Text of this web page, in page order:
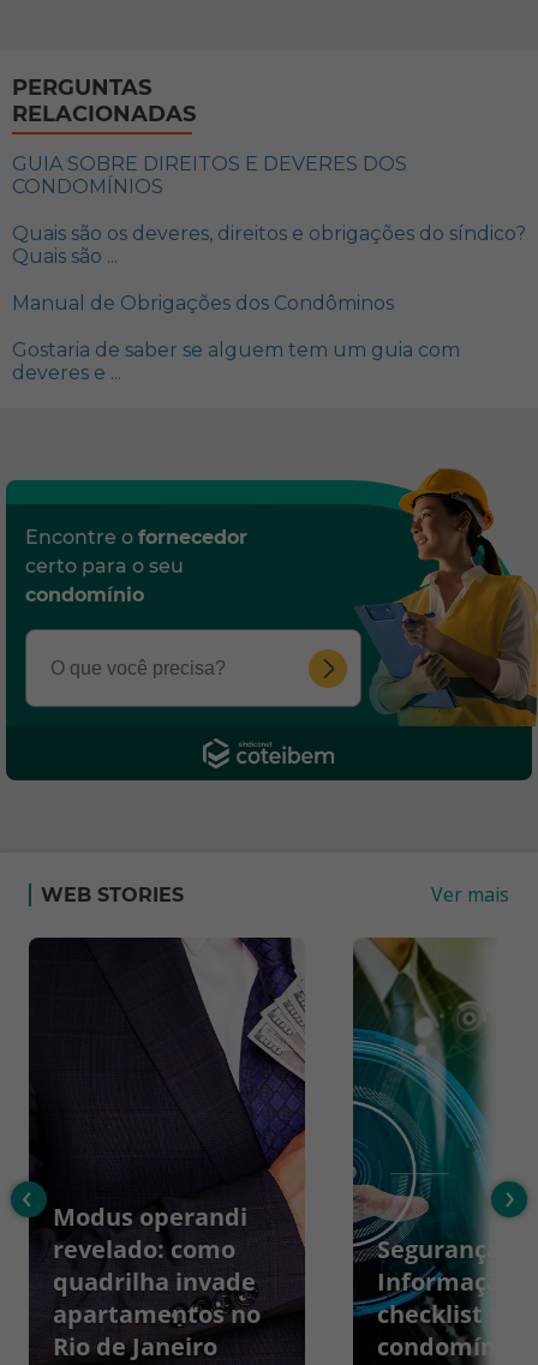
PERGUNTAS
RELACIONADAS
GUIA SOBRE DIREITOS E DEVERES DOS
CONDOMÍNIOS
Quais são os deveres, direitos e obrigações do síndico?
Quais são ...
Manual de Obrigações dos Condôminos
Gostaria de saber se alguem tem um guia com
deveres e ...
Encontre o fornecedor
certo para o seu
condomínio
WEB STORIES Ver mais
Modus operandi
revelado: como
quadrilha invade
apartamentos no
Rio de Janeiro
Segurança da
Informação:
checklist
condomínios
‹ ›